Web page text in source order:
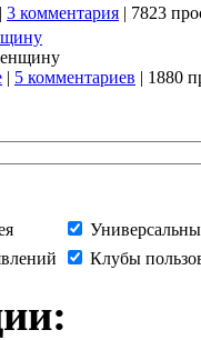
| 3 комментария | 7823
| 5 комментариев | 1880
Клубы